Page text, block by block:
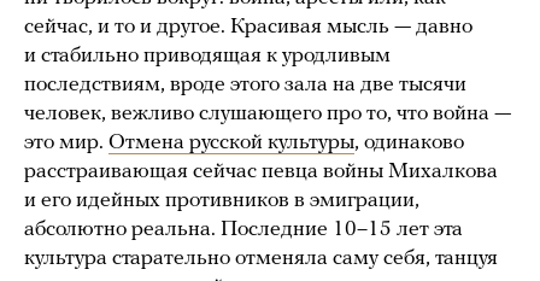
сейчас, и то и другое. Красивая мысль — давно
и стабильно приводящая к уродливым
последствиям, вроде этого зала на две тысячи
человек, вежливо слушающего про то, что война —
это мир. Отмена русской культуры, одинаково
расстраивающая сейчас певца войны Михалкова
и его идейных противников в эмиграции,
абсолютно реальна. Последние 10–15 лет эта
культура старательно отменяла саму себя, танцуя